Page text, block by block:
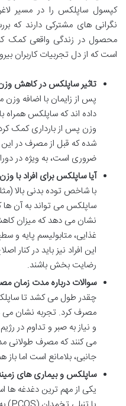
کپسول ساپلکس را در مسیر
نگرانی های مشترکی دارند که
محصول در زندگی واقعی کمک
است که از دل تجربیات کاربران
تاثیر ساپلکس در کاهش
پس از زایمان با اضافه
داده اند که ساپلکس همراه
وزن پس از بارداری کمک
شده که قبل از مصرف در
ضروری است، به ویژه در
آیا ساپلکس برای افراد با
ساپلکس می تواند به آن
نشان می دهد که میزان
غذایی، متابولیسم پایه و
این افراد نیز باید در کنار
رضایت بخش باشند.
سوالات درباره مدت زمان
چقدر طول می کشد تا
مصرف کرد. تجربه نشان می
و نیاز به صبر و تداوم در
می کنند که مصرف طولانی
جانبی، بلامانع است اما
ساپلکس و بیماری های
یکی از مهم ترین دغدغه ها